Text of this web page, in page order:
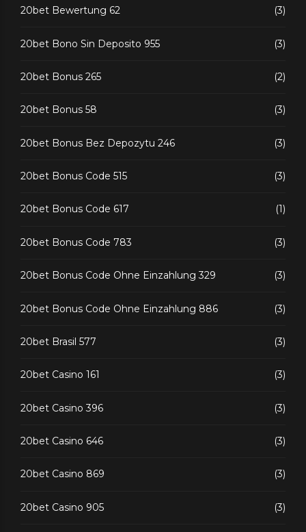
20bet Bewertung 62 (3)
20bet Bono Sin Deposito 955 (3)
20bet Bonus 265 (2)
20bet Bonus 58 (3)
20bet Bonus Bez Depozytu 246 (3)
20bet Bonus Code 515 (3)
20bet Bonus Code 617 (1)
20bet Bonus Code 783 (3)
20bet Bonus Code Ohne Einzahlung 329 (3)
20bet Bonus Code Ohne Einzahlung 886 (3)
20bet Brasil 577 (3)
20bet Casino 161 (3)
20bet Casino 396 (3)
20bet Casino 646 (3)
20bet Casino 869 (3)
20bet Casino 905 (3)